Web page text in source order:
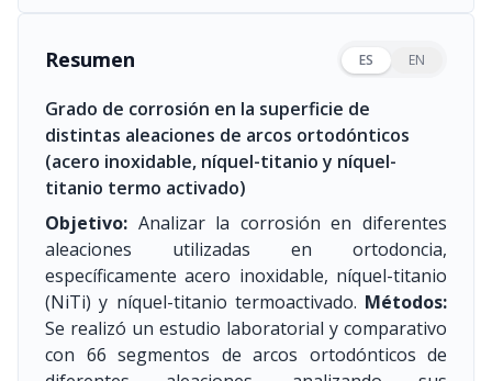
Resumen ES EN
Grado de corrosión en la superficie de
distintas aleaciones de arcos ortodónticos
(acero inoxidable, níquel-titanio y níquel-
titanio termo activado)
Objetivo: Analizar la corrosión en diferentes
aleaciones utilizadas en ortodoncia,
específicamente acero inoxidable, níquel-titanio
(NiTi) y níquel-titanio termoactivado. Métodos:
Se realizó un estudio laboratorial y comparativo
con 66 segmentos de arcos ortodónticos de